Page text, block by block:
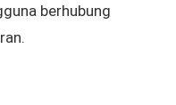
berhubung